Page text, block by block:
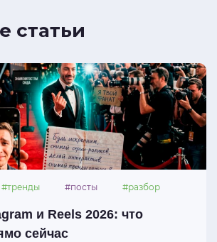
статьи
#тренды #посты #разбор
и Reels 2026: что
сейчас